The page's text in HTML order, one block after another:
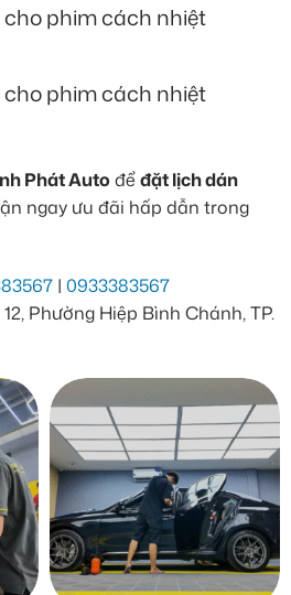
cho phim cách nhiệt
cho phim cách nhiệt
Phát Auto đểđặt lịch dán
ngay ưu đãi hấp dẫn trong
| 0933383567
Phường Hiệp Bình Chánh, TP.